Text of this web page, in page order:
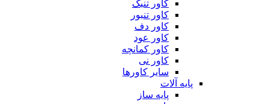
کاور تنبک
کاور تنبور
کاور دف
کاور عود
کاور کمانچه
کاور نی
سایر کاورها
پایه آلات
پایه ساز